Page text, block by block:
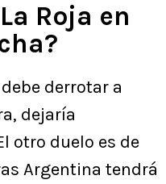
Roja en
derrotar a
dejaría
otro duelo es de
Argentina tendrá